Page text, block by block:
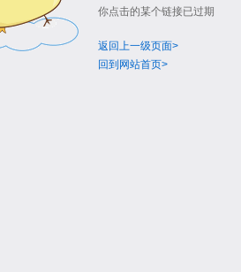
你点击的某个链接已过期
返回上一级页面>
回到网站首页>